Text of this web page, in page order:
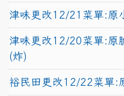
津味更改12/21菜單:原
津味更改12/20菜單:原
(炸)
裕民田更改12/22菜單: